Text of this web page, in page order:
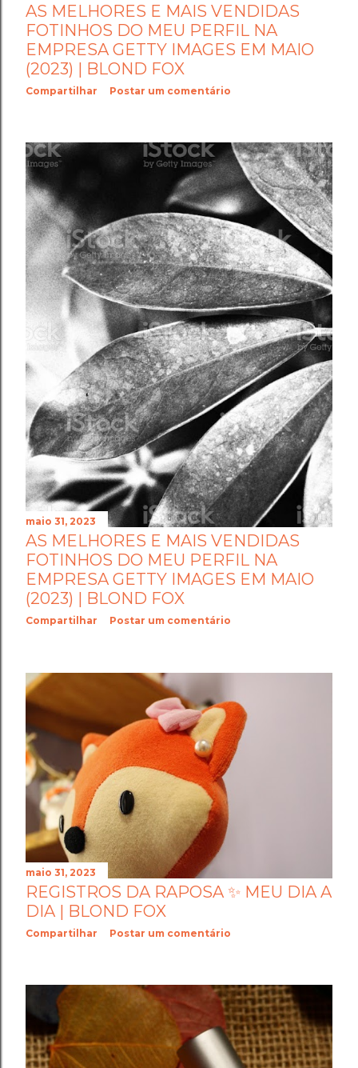
AS MELHORES E MAIS VENDIDAS
FOTINHOS DO MEU PERFIL NA
EMPRESA GETTY IMAGES EM MAIO
(2023) | BLOND FOX
Compartilhar Postar um comentário
maio 31, 2023
AS MELHORES E MAIS VENDIDAS
FOTINHOS DO MEU PERFIL NA
EMPRESA GETTY IMAGES EM MAIO
(2023) | BLOND FOX
Compartilhar Postar um comentário
maio 31, 2023
REGISTROS DA RAPOSA ✨ MEU DIA A
DIA | BLOND FOX
Compartilhar Postar um comentário